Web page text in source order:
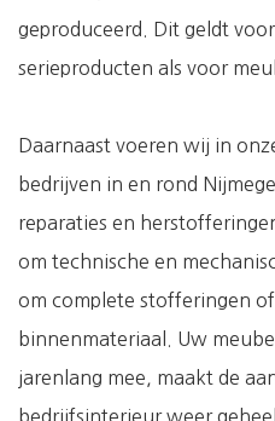
geproduceerd. Dit geldt
serieproducten als voor
Daarnaast voeren wij in
bedrijven in en rond
reparaties en
om technische en
om complete stofferingen
binnenmateriaal. Uw
jarenlang mee, maakt de
bedrijfsinterieur weer